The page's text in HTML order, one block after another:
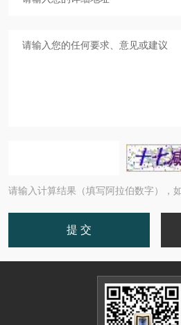
请输入计算结果（填写阿拉伯数字），